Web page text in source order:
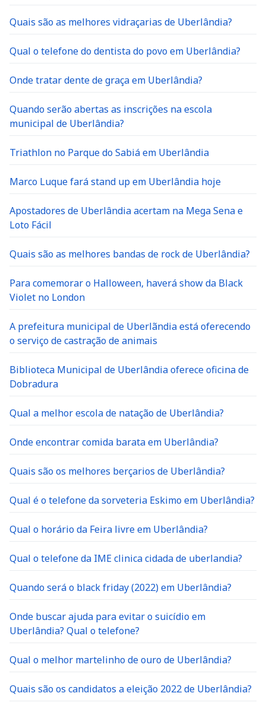
Quais são as melhores vidraçarias de Uberlândia?
Qual o telefone do dentista do povo em Uberlândia?
Onde tratar dente de graça em Uberlândia?
Quando serão abertas as inscrições na escola
municipal de Uberlândia?
Triathlon no Parque do Sabiá em Uberlândia
Marco Luque fará stand up em Uberlândia hoje
Apostadores de Uberlândia acertam na Mega Sena e
Loto Fácil
Quais são as melhores bandas de rock de Uberlândia?
Para comemorar o Halloween, haverá show da Black
Violet no London
A prefeitura municipal de Uberlãndia está oferecendo
o serviço de castração de animais
Biblioteca Municipal de Uberlândia oferece oficina de
Dobradura
Qual a melhor escola de natação de Uberlândia?
Onde encontrar comida barata em Uberlândia?
Quais são os melhores berçarios de Uberlândia?
Qual é o telefone da sorveteria Eskimo em Uberlândia?
Qual o horário da Feira livre em Uberlândia?
Qual o telefone da IME clinica cidada de uberlandia?
Quando será o black friday (2022) em Uberlândia?
Onde buscar ajuda para evitar o suicídio em
Uberlândia? Qual o telefone?
Qual o melhor martelinho de ouro de Uberlândia?
Quais são os candidatos a eleição 2022 de Uberlândia?